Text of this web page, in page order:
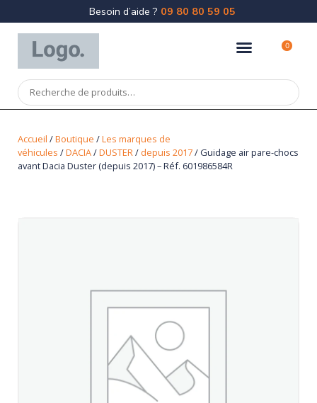
Besoin d’aide ? 09 80 80 59 05
0
Accueil /Boutique /Les marques de
véhicules /DACIA/DUSTER/ depuis 2017/ Guidage air pare-chocs
avant Dacia Duster (depuis 2017) – Réf. 601986584R